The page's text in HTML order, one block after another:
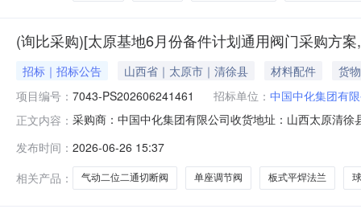
(询比采购)[太原基地6月份备件计划通用阀门采购方
招标｜招标公告 山西省｜太原市｜清徐县 材料配件
货物
项目编号： 7043-PS202606241461 招标单位： 中国中化集团有
正文内容： 采购商：中国中化集团有限公司收货地址：山西太原清
称品牌型号采购量是否送样对供应商附言11386458螺纹
发布时间： 2026-06-26 15:37
相关产品：
气动二位二通切断阀 单座调节阀 板式平焊法兰